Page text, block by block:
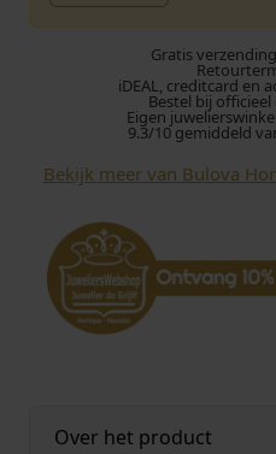
Gratis
iDEAL, creditcard en
Bestel bij
Eigen
9.3/10 gemiddeld
Bekijk meer van Bulova
Over het product